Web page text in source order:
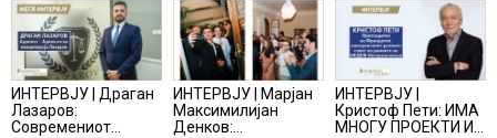
ИНТЕРВЈУ | Драган
Лазаров:
Современиот
ИНТЕРВЈУ | Марјан
Максимилијан
Денков:
ИНТЕРВЈУ |
Кристоф Пети: ИМА
МНОГУ ПРОЕКТИ И